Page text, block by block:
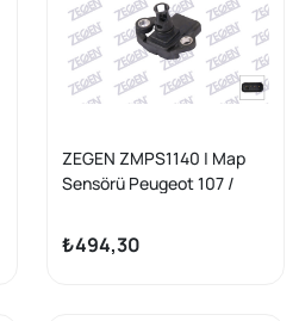
ZEGEN ZMPS1140 | Map
Sensörü Peugeot 107 /
1.0 2005 -
₺494,30